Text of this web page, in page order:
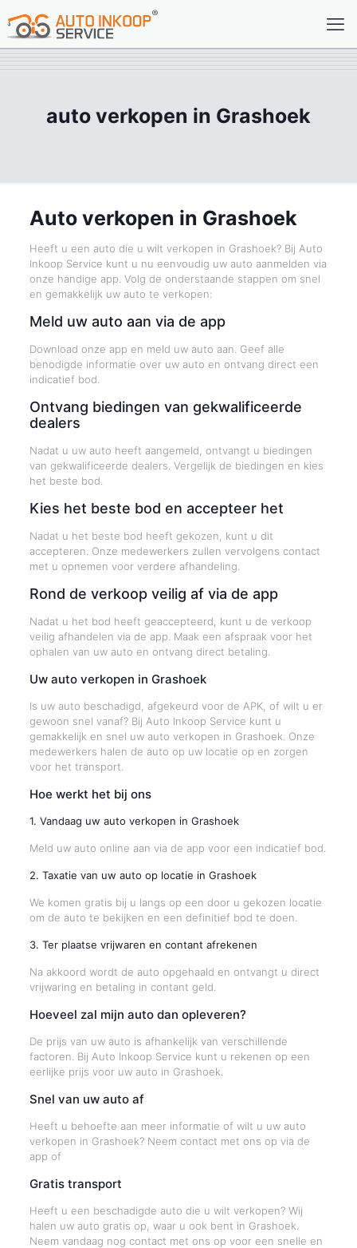
auto verkopen in Grashoek
Auto verkopen in Grashoek
Heeft u een auto die u wilt verkopen in Grashoek? Bij Auto
Inkoop Service kunt u nu eenvoudig uw auto aanmelden via
onze handige app. Volg de onderstaande stappen om snel
en gemakkelijk uw auto te verkopen:
Meld uw auto aan via de app
Download onze app en meld uw auto aan. Geef alle
benodigde informatie over uw auto en ontvang direct een
indicatief bod.
Ontvang biedingen van gekwalificeerde
dealers
Nadat u uw auto heeft aangemeld, ontvangt u biedingen
van gekwalificeerde dealers. Vergelijk de biedingen en kies
het beste bod.
Kies het beste bod en accepteer het
Nadat u het beste bod heeft gekozen, kunt u dit
accepteren. Onze medewerkers zullen vervolgens contact
met u opnemen voor verdere afhandeling.
Rond de verkoop veilig af via de app
Nadat u het bod heeft geaccepteerd, kunt u de verkoop
veilig afhandelen via de app. Maak een afspraak voor het
ophalen van uw auto en ontvang direct betaling.
Uw auto verkopen in Grashoek
Is uw auto beschadigd, afgekeurd voor de APK, of wilt u er
gewoon snel vanaf? Bij Auto Inkoop Service kunt u
gemakkelijk en snel uw auto verkopen in Grashoek. Onze
medewerkers halen de auto op uw locatie op en zorgen
voor het transport.
Hoe werkt het bij ons
1. Vandaag uw auto verkopen in Grashoek
Meld uw auto online aan via de app voor een indicatief bod.
2. Taxatie van uw auto op locatie in Grashoek
We komen gratis bij u langs op een door u gekozen locatie
om de auto te bekijken en een definitief bod te doen.
3. Ter plaatse vrijwaren en contant afrekenen
Na akkoord wordt de auto opgehaald en ontvangt u direct
vrijwaring en betaling in contant geld.
Hoeveel zal mijn auto dan opleveren?
De prijs van uw auto is afhankelijk van verschillende
factoren. Bij Auto Inkoop Service kunt u rekenen op een
eerlijke prijs voor uw auto in Grashoek.
Snel van uw auto af
Heeft u behoefte aan meer informatie of wilt u uw auto
verkopen in Grashoek? Neem contact met ons op via de
app of
Gratis transport
Heeft u een beschadigde auto die u wilt verkopen? Wij
halen uw auto gratis op, waar u ook bent in Grashoek.
Neem vandaag nog contact met ons op voor een snelle en